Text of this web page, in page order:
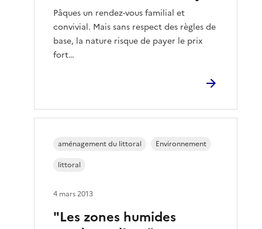
Pâques un rendez-vous familial et
convivial. Mais sans respect des règles de
base, la nature risque de payer le prix
fort…
"Les zones humides
aménagement du littoral
Environnement
littoral
4 mars 2013